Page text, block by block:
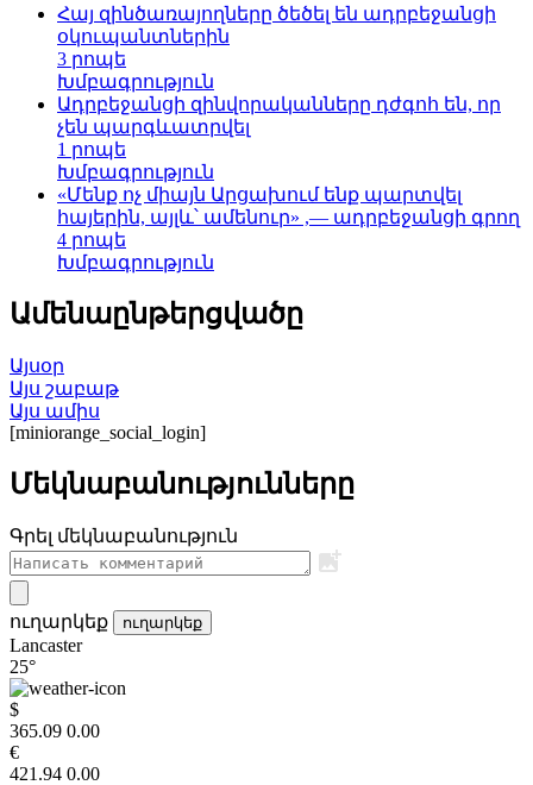
Հայ զինծառայողները ծեծել են ադրբեջանցի
օկուպանտներին
3 րոպե
Խմբագրություն
Ադրբեջանցի զինվորականները դժգոհ են, որ
չեն պարգևատրվել
1 րոպե
Խմբագրություն
«Մենք ոչ միայն Արցախում ենք պարտվել
հայերին, այլև՝ ամենուր» ,— ադրբեջանցի գրող
4 րոպե
Խմբագրություն
Ամենաընթերցվածը
Այսօր
Այս շաբաթ
Այս ամիս
[miniorange_social_login]
Մեկնաբանությունները
Գրել մեկնաբանություն
ուղարկեք ուղարկեք
Lancaster
25°
$
365.09 0.00
€
421.94 0.00